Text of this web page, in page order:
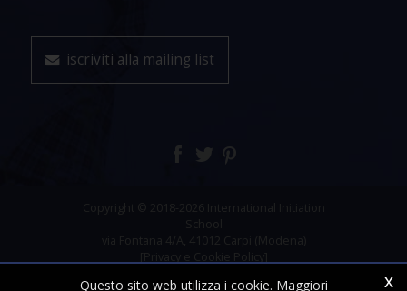
iscriviti alla mailing list
Copyright © 2018-2026 International Initiation
School
via Fontana 4/A, 41012 Carpi (Modena)
[Privacy e Cookie Policy]
x
Questo sito web utilizza i cookie. Maggiori